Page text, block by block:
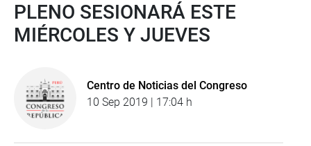
PLENO SESIONARÁ ESTE
MIÉRCOLES Y JUEVES
Centro de Noticias del Congreso
10 Sep 2019 | 17:04 h